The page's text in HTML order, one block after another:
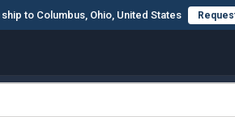
ship to Columbus, Ohio, United States